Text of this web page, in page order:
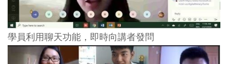
學員利用聊天功能，即時向講者發問